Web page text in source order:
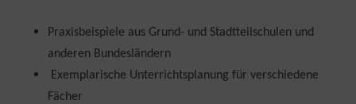
Praxisbeispiele aus Grund- und Stadtteilschulen und
anderen Bundesländern
Exemplarische Unterrichtsplanung für verschiedene
Fächer